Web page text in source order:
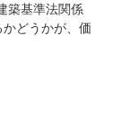
築基準法関係
どうかが、価